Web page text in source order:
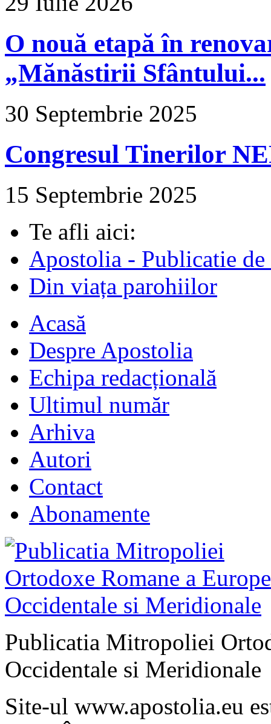
O nouă etapă în
„Mănăstirii Sfântului...
30 Septembrie 2025
Congresul Tinerilor
15 Septembrie 2025
Te afli aici:
Apostolia - Publicatie
Din viața parohiilor
Acasă
Despre Apostolia
Echipa redacțională
Ultimul număr
Arhiva
Autori
Contact
Abonamente
Publicatia Mitropoliei
Occidentale si Meridionale
Site-ul www.apostolia.eu